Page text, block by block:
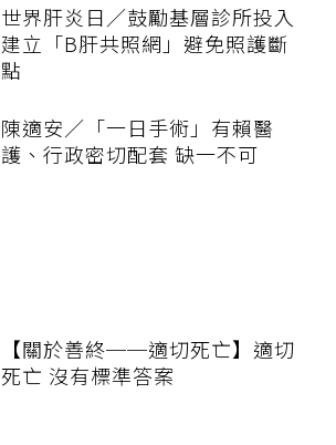
世界肝炎日／鼓勵基層診所投入
建立「B肝共照網」避免照護斷
點
陳適安／「一日手術」有賴醫
護、行政密切配套 缺一不可
【關於善終──適切死亡】適切
死亡 沒有標準答案